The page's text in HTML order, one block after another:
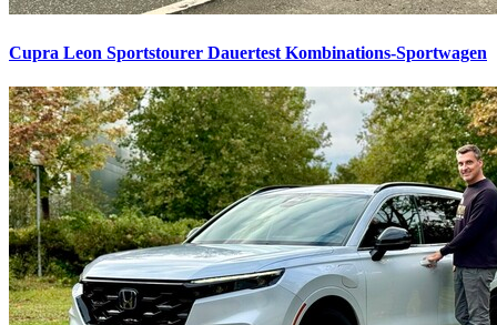
Cupra Leon Sportstourer Dauertest Kombinations-Sportwagen